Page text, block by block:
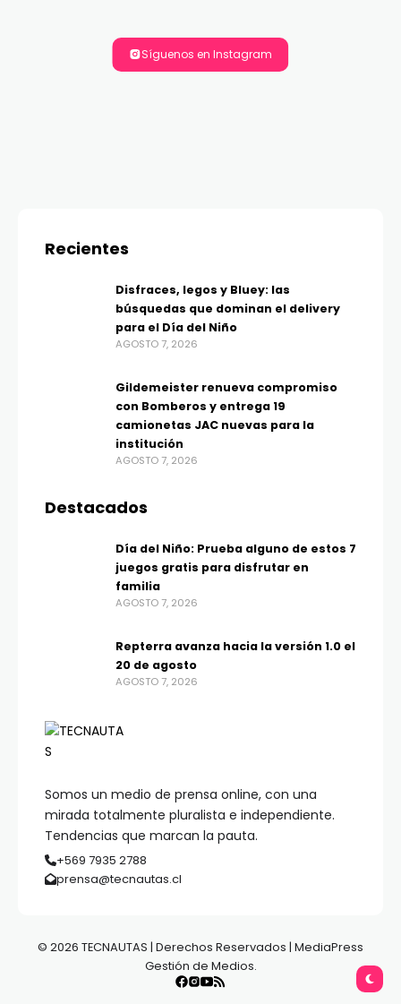
Síguenos en Instagram
Somos un medio de prensa online, con una
mirada totalmente pluralista e independiente.
Tendencias que marcan la pauta.
+569 7935 2788
prensa@tecnautas.cl
Recientes
Disfraces, legos y Bluey: las
búsquedas que dominan el delivery
para el Día del Niño
AGOSTO 7, 2026
Gildemeister renueva compromiso
con Bomberos y entrega 19
camionetas JAC nuevas para la
institución
AGOSTO 7, 2026
Destacados
Día del Niño: Prueba alguno de estos 7
juegos gratis para disfrutar en
familia
AGOSTO 7, 2026
Repterra avanza hacia la versión 1.0 el
20 de agosto
AGOSTO 7, 2026
© 2026 TECNAUTAS | Derechos Reservados | MediaPress
Gestión de Medios.